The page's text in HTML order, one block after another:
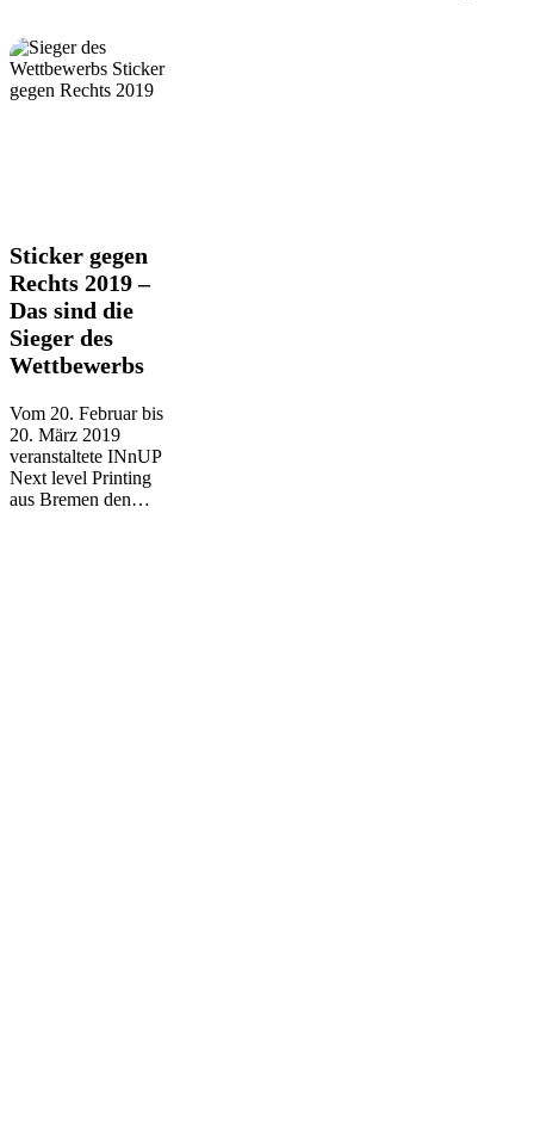
Sticker
gegen
Rechts
2019
–
Das
sind
Sieger
des
Wettbewerbs
Sticker gegen
Rechts 2019 –
Das sind die
Sieger des
Wettbewerbs
Vom 20. Februar bis
20. März 2019
veranstaltete INnUP
Next level Printing
aus Bremen den…